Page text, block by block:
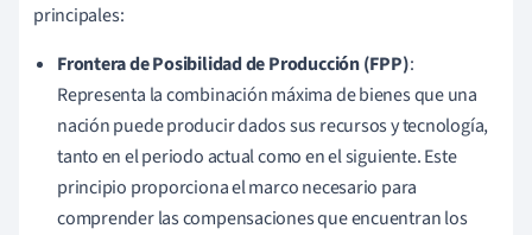
principales:
Frontera de Posibilidad de Producción (FPP):
Representa la combinación máxima de bienes que una
nación puede producir dados sus recursos y tecnología,
tanto en el periodo actual como en el siguiente. Este
principio proporciona el marco necesario para
comprender las compensaciones que encuentran los